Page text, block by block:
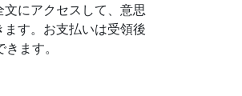
にアクセスして、意思
す。お支払いは受領後
ます。